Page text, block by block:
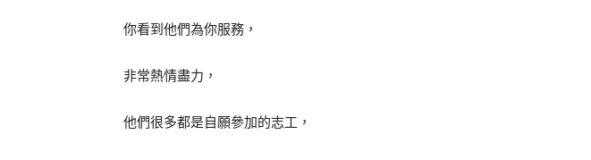
你看到他們為你服務，
非常熱情盡力，
他們很多都是自願參加的志工，